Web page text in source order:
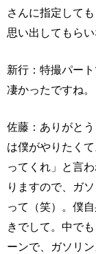
さんに指定して
思い出してもら
新行：特撮パー
凄かったですね。
佐藤：ありがと
は僕がやりたく
ってくれ」と言
りますので、ガ
って（笑）。僕
きでして。中で
ーンで、ガソリ